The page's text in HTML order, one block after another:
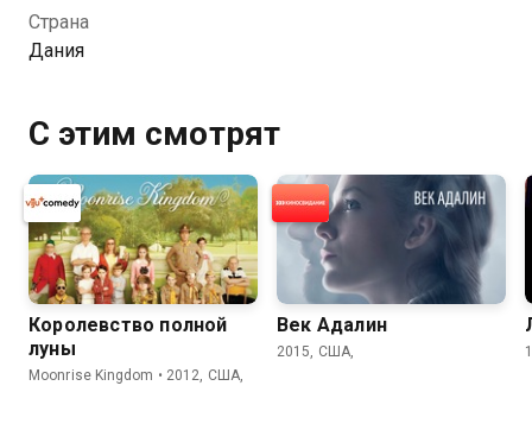
Посмотреть онлайн 5 сезон сериала Школа
медсестёр вы можете совершенно бесплатно в
Страна
Дания
С этим смотрят
Королевство полной
луны
Moonrise Kingdom • 2012, США,
Век Адалин
2015, США,